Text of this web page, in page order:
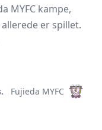
MYFC kampe,
er spillet.
Fujieda MYFC